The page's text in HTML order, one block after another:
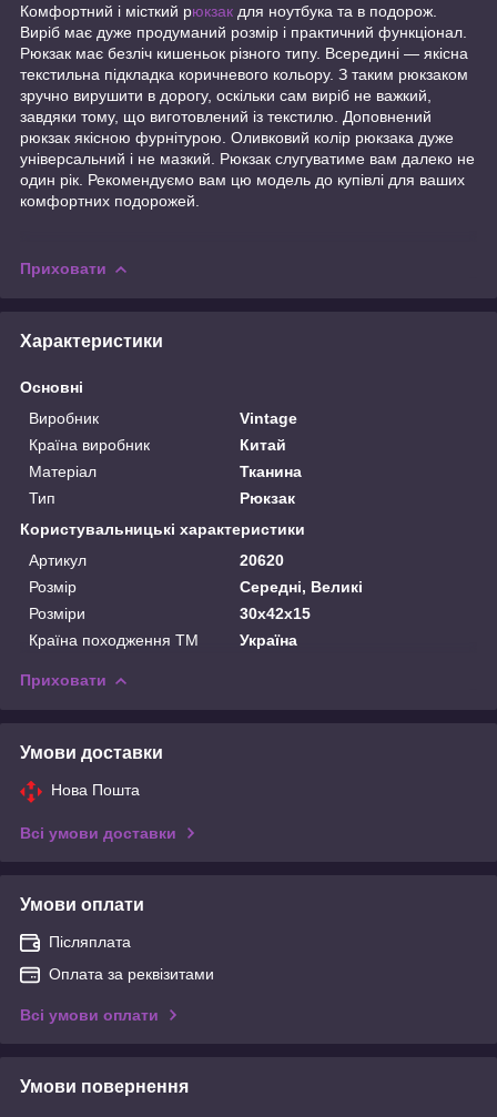
Комфортний і місткий рюкзак для ноутбука та в подорож.
Виріб має дуже продуманий розмір і практичний функціонал.
Рюкзак має безліч кишеньок різного типу. Всередині — якісна
текстильна підкладка коричневого кольору. З таким рюкзаком
зручно вирушити в дорогу, оскільки сам виріб не важкий,
завдяки тому, що виготовлений із текстилю. Доповнений
рюкзак якісною фурнітурою. Оливковий колір рюкзака дуже
універсальний і не мазкий. Рюкзак слугуватиме вам далеко не
один рік. Рекомендуємо вам цю модель до купівлі для ваших
комфортних подорожей.
Приховати
Характеристики
Основні
Виробник
Vintage
Країна виробник
Китай
Матеріал
Тканина
Тип
Рюкзак
Користувальницькі характеристики
Артикул
20620
Розмір
Середні, Великі
Розміри
30х42х15
Країна походження ТМ
Україна
Приховати
Умови доставки
Нова Пошта
Всі умови доставки
Умови оплати
Післяплата
Оплата за реквізитами
Всі умови оплати
Умови повернення